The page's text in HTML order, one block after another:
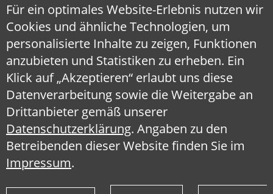
Für ein optimales Website-Erlebnis nutzen wir
Cookies und ähnliche Technologien, um
personalisierte Inhalte zu zeigen, Funktionen
anzubieten und Statistiken zu erheben. Ein
Klick auf „Akzeptieren“ erlaubt uns diese
Datenverarbeitung sowie die Weitergabe an
Drittanbieter gemäß unserer
Datenschutzerklärung. Angaben zu den
Betreibenden dieser Website finden Sie im
Impressum.